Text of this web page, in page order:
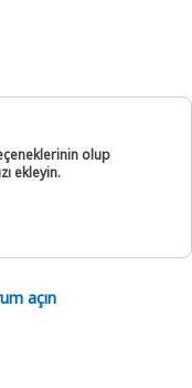
olup
ekleyin.
açın